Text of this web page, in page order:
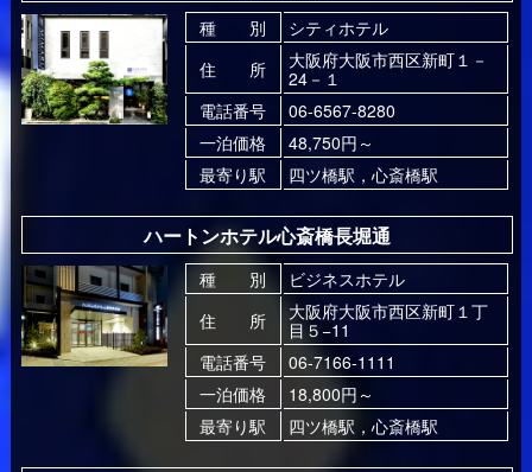
種 別
シティホテル
住 所
大阪府大阪市西区新町１－
24－１
電話番号
06-6567-8280
一泊価格
48,750円～
最寄り駅
四ツ橋駅，心斎橋駅
ハートンホテル心斎橋長堀通
種 別
ビジネスホテル
住 所
大阪府大阪市西区新町１丁
目５−11
電話番号
06-7166-1111
一泊価格
18,800円～
最寄り駅
四ツ橋駅，心斎橋駅